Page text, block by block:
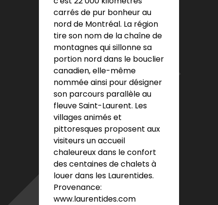
carrés de pur bonheur au
nord de Montréal. La région
tire son nom de la chaîne de
montagnes qui sillonne sa
portion nord dans le bouclier
canadien, elle-même
nommée ainsi pour désigner
son parcours parallèle au
fleuve Saint-Laurent. Les
villages animés et
pittoresques proposent aux
visiteurs un accueil
chaleureux dans le confort
des centaines de chalets à
louer dans les Laurentides.
Provenance:
www.laurentides.com